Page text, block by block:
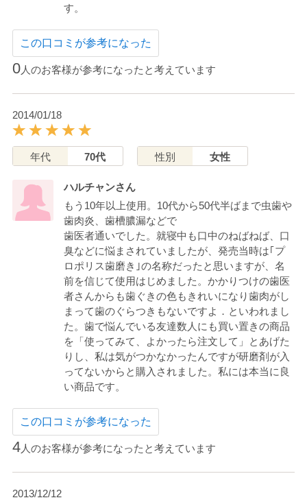
す。
この口コミが参考になった
0人のお客様が参考になったと考えています
2014/01/18
年代 70代 性別 女性
ハルチャンさん
もう10年以上使用。10代から50代半ばまで虫歯や
歯肉炎、歯槽膿漏などで
歯医者通いでした。就寝中も口中のねばねば、口
臭などに悩まされていましたが、発売当時は｢プ
ロポリス歯磨き｣の名称だったと思いますが、名
前を信じて使用はじめました。かかりつけの歯医
者さんからも歯ぐきの色もきれいになり歯肉がし
まって歯のぐらつきもないですよ．といわれまし
た。歯で悩んでいる友達数人にも買い置きの商品
を「使ってみて、よかったら注文して」とあげた
りし、私は気がつかなかったんですが研磨剤が入
ってないからと購入されました。私には本当に良
い商品です。
この口コミが参考になった
4人のお客様が参考になったと考えています
2013/12/12